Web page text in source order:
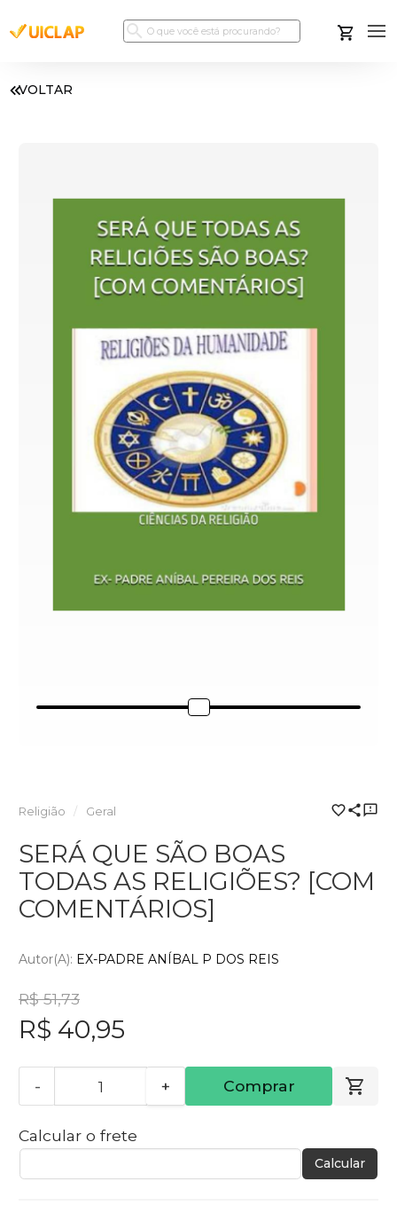
VOLTAR
Religião Geral
SERÁ QUE SÃO BOAS
TODAS AS RELIGIÕES? [COM
COMENTÁRIOS]
Autor(a): EX-PADRE ANÍBAL P DOS REIS
R$ 51,73
R$ 40,95
- + Comprar
Calcular o frete
Calcular